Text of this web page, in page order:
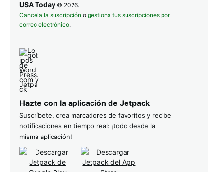
USA Today © 2026.
Cancela la suscripción o gestiona tus suscripciones por
correo electrónico.
Hazte con la aplicación de Jetpack
Suscríbete, crea marcadores de favoritos y recibe
notificaciones en tiempo real: ¡todo desde la
misma aplicación!